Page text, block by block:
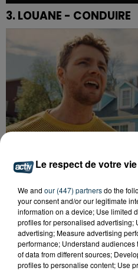
3. LOUANE - CONDUIRE
Le respect de votre
We and our (447) partnersdo the
your consent and/or our legitimate
information on a device; Use limited
profiles for personalised advertising;
advertising; Measure advertising
performance; Understand
of data from different sources;
profiles to personalise content; Use